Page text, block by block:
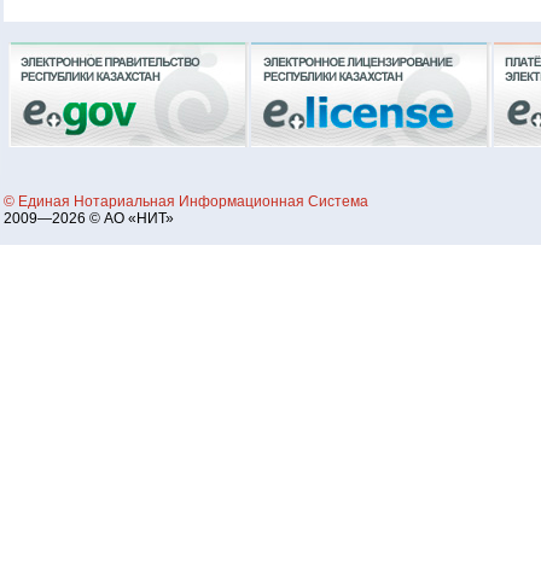
© Единая Нотариальная Информационная Система
2009—2026 © АО «НИТ»